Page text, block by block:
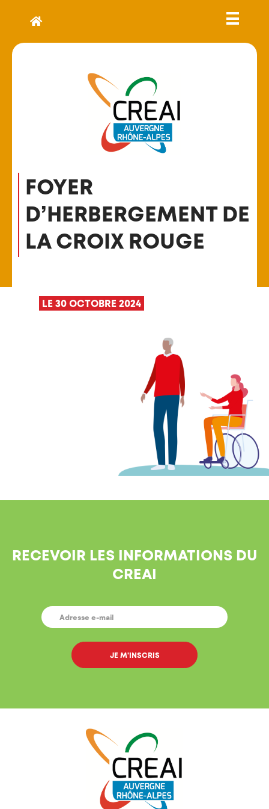
FOYER
D’HERBERGEMENT DE
LA CROIX ROUGE
LE 30 OCTOBRE 2024
RECEVOIR LES INFORMATIONS DU
CREAI
E-
MAIL *